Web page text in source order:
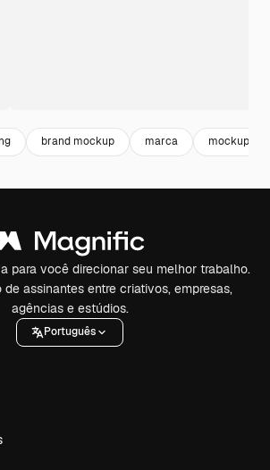
brand mockup marca mockup
para você direcionar seu melhor trabalho.
de assinantes entre criativos, empresas,
agências e estúdios.
Português